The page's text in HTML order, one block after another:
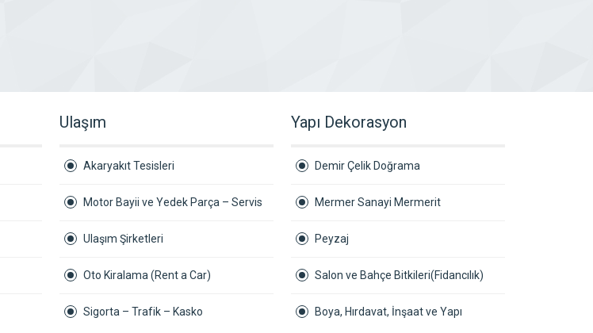
Ulaşım
Akaryakıt Tesisleri
Motor Bayii ve Yedek Parça – Servis
Ulaşım Şirketleri
Oto Kiralama (Rent a Car)
Sigorta – Trafik – Kasko
Yapı Dekorasyon
Demir Çelik Doğrama
Mermer Sanayi Mermerit
Peyzaj
Salon ve Bahçe Bitkileri(Fidancılık)
Boya, Hırdavat, İnşaat ve Yapı